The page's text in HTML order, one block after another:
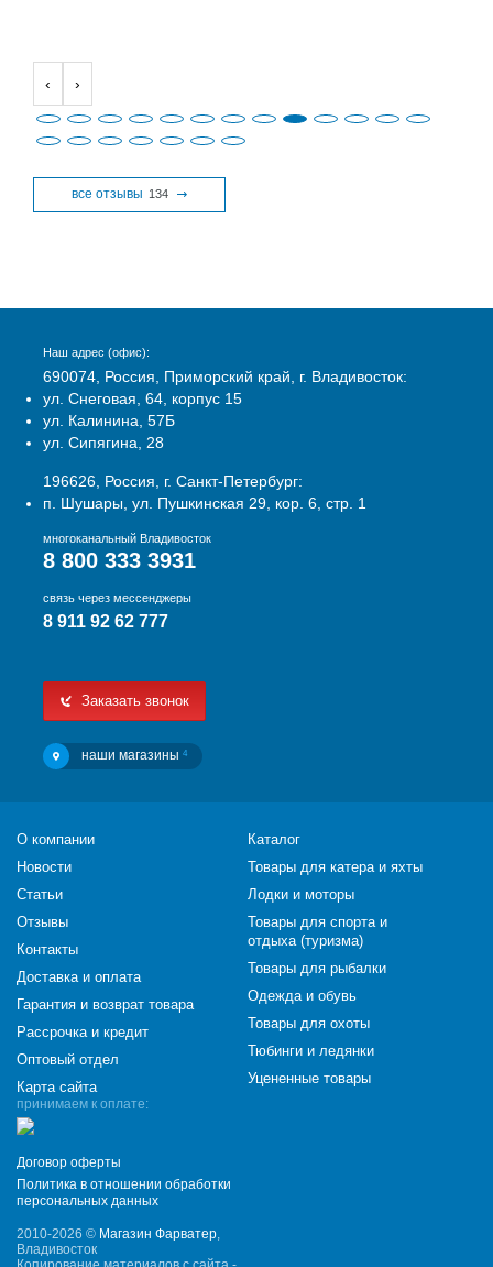
‹ ›
все отзывы 134
Наш адрес (офис):
690074, Россия, Приморский край, г. Владивосток:
ул. Снеговая, 64, корпус 15
ул. Калинина, 57Б
ул. Сипягина, 28
196626, Россия, г. Санкт-Петербург:
п. Шушары, ул. Пушкинская 29, кор. 6, стр. 1
многоканальный Владивосток
8 800 333 3931
связь через мессенджеры
8 911 92 62 777
Заказать звонок
наши магазины 4
принимаем к оплате:
Договор оферты
Политика в отношении обработки
персональных данных
2010-2026 © Магазин Фарватер,
Владивосток
О компании
Новости
Статьи
Отзывы
Контакты
Доставка и оплата
Гарантия и возврат товара
Рассрочка и кредит
Оптовый отдел
Карта сайта
Каталог
Товары для катера и яхты
Лодки и моторы
Товары для спорта и
отдыха (туризма)
Товары для рыбалки
Одежда и обувь
Товары для охоты
Тюбинги и ледянки
Уцененные товары